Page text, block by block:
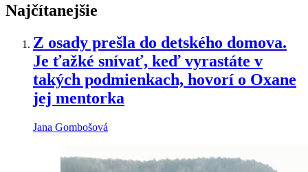
Najčítanejšie
Z osady prešla do detského domova.
Je ťažké snívať, keď vyrastáte v
takých podmienkach, hovorí o Oxane
jej mentorka
Jana Gombošová